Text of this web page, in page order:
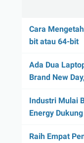
Cara
bit atau 64-bit
Ada Dua
Brand New
Industri Mulai
Energy
Raih Empat